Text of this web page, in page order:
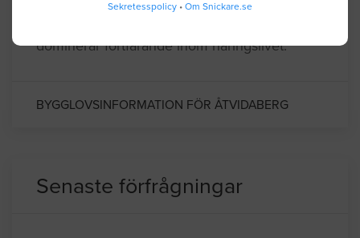
Sekretesspolicy • Om Snickare.se
dominerar fortfarande inom näringslivet.
BYGGLOVSINFORMATION FÖR ÅTVIDABERG
Senaste förfrågningar